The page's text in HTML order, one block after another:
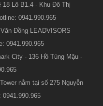
18 Lô B1.4 - Khu Đô Thị
0941.990.965
Đồng LEADVISORS
0941.990.965
City - 136 Hồ Tùng Mậu -
nằm tại số 275 Nguyễn
0941.990.965